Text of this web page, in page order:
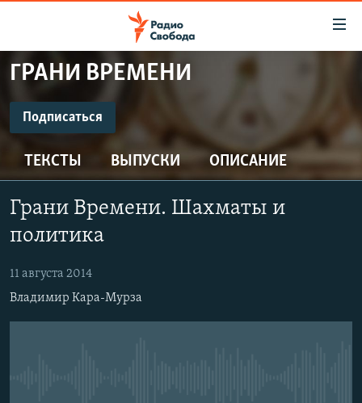
упрощенного
Вернуться
основному
содержанию
Вернутся
главной
Вернутся
поиску
ПРОГРАММЫ
ПОДКАСТЫ
МНЕНИЯ
КУЛЬТУРА
КАВКАЗ.РЕАЛИИ
СЕВЕР.РЕАЛИИ
ГРАНИ ВРЕМЕНИ
Подписаться
ПОДПИСАТЬСЯ
Подписаться
ТЕКСТЫ ВЫПУСКИ ОПИСАНИЕ
Грани Времени. Шахматы и
политика
11 августа 2014
Владимир Кара-Мурза